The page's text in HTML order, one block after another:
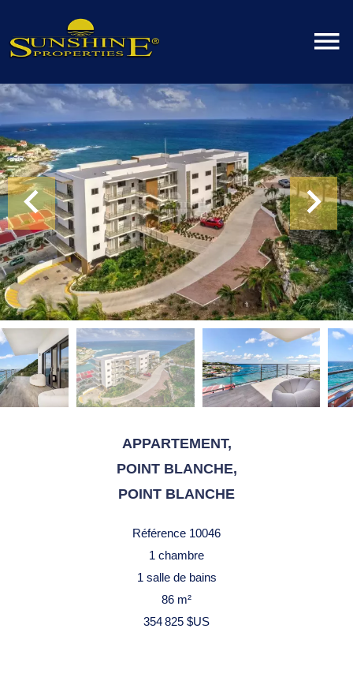
APPARTEMENT,
POINT BLANCHE,
POINT BLANCHE
Référence 10046
1 chambre
1 salle de bains
86 m²
354 825 $US